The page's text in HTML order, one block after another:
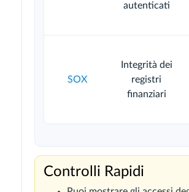
autenticati
SOX
Integrità dei
registri
finanziari
Controlli Rapidi